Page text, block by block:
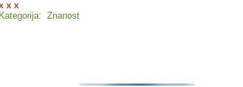
x x
Kategorija: Znanost